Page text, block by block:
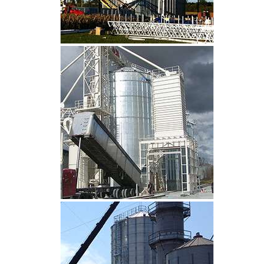
CLIQUEZ POUR AGRANDIR
CLIQUEZ POUR AGRANDIR